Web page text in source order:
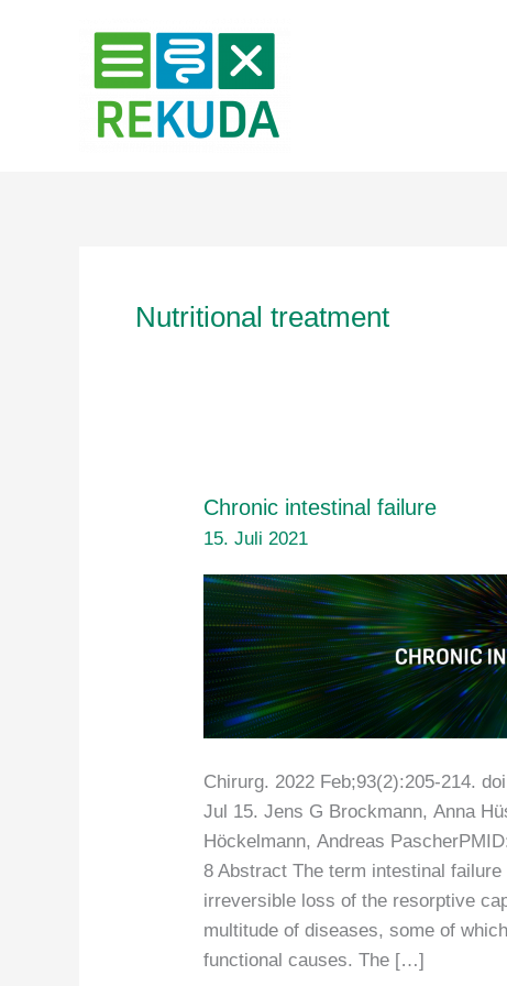
Nutritional treatment
Chronic intestinal failure
15. Juli 2021
Chirurg. 2022 Feb;93(2):205-214.
Jul 15. Jens G Brockmann, Anna
Höckelmann, Andreas
8 Abstract The term intestinal
irreversible loss of the resorptive
multitude of diseases, some of
functional causes. The […]